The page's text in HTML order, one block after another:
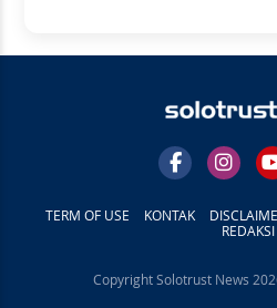
TERM OF USE KONTAK
REDAKSI
Copyright Solotrust News